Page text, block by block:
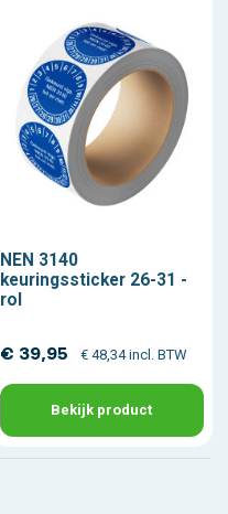
NEN 3140
keuringssticker 26-31 -
rol
€ 39,95 € 48,34 incl. BTW
Bekijk product